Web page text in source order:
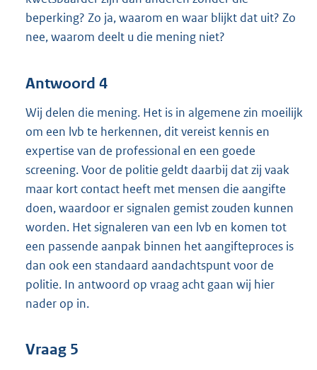
beperking? Zo ja, waarom en waar blijkt dat uit? Zo
nee, waarom deelt u die mening niet?
Antwoord 4
Wij delen die mening. Het is in algemene zin moeilijk
om een lvb te herkennen, dit vereist kennis en
expertise van de professional en een goede
screening. Voor de politie geldt daarbij dat zij vaak
maar kort contact heeft met mensen die aangifte
doen, waardoor er signalen gemist zouden kunnen
worden. Het signaleren van een lvb en komen tot
een passende aanpak binnen het aangifteproces is
dan ook een standaard aandachtspunt voor de
politie. In antwoord op vraag acht gaan wij hier
nader op in.
Vraag 5